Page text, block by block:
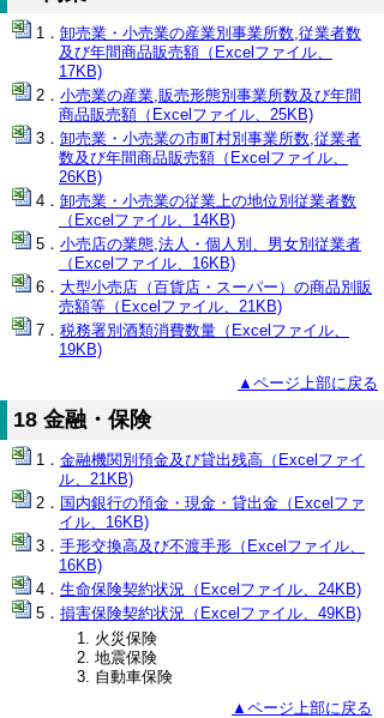
卸売業・小売業の産業別事業所数,従業者数
及び年間商品販売額（Excelファイル、
17KB)
小売業の産業,販売形態別事業所数及び年間
商品販売額（Excelファイル、25KB)
卸売業・小売業の市町村別事業所数,従業者
数及び年間商品販売額（Excelファイル、
26KB)
卸売業・小売業の従業上の地位別従業者数
（Excelファイル、14KB)
小売店の業態,法人・個人別、男女別従業者
（Excelファイル、16KB)
大型小売店（百貨店・スーパー）の商品別販
売額等（Excelファイル、21KB)
税務署別酒類消費数量（Excelファイル、
19KB)
▲ページ上部に戻る
18 金融・保険
金融機関別預金及び貸出残高（Excelファイ
ル、21KB)
国内銀行の預金・現金・貸出金（Excelファ
イル、16KB)
手形交換高及び不渡手形（Excelファイル、
16KB)
生命保険契約状況（Excelファイル、24KB)
損害保険契約状況（Excelファイル、49KB)
火災保険
地震保険
自動車保険
▲ページ上部に戻る